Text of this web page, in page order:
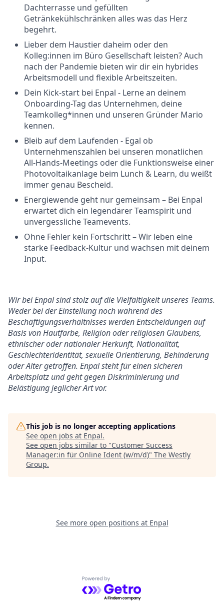
Dachterrasse und gefüllten
Getränkekühlschränken alles was das Herz
begehrt.
Lieber dem Haustier daheim oder den
Kolleg:innen im Büro Gesellschaft leisten? Auch
nach der Pandemie bieten wir dir ein hybrides
Arbeitsmodell und flexible Arbeitszeiten.
Dein Kick-start bei Enpal - Lerne an deinem
Onboarding-Tag das Unternehmen, deine
Teamkolleg*innen und unseren Gründer Mario
kennen.
Bleib auf dem Laufenden - Egal ob
Unternehmenszahlen bei unseren monatlichen
All-Hands-Meetings oder die Funktionsweise einer
Photovoltaikanlage beim Lunch & Learn, du weißt
immer genau Bescheid.
Energiewende geht nur gemeinsam – Bei Enpal
erwartet dich ein legendärer Teamspirit und
unvergessliche Teamevents.
Ohne Fehler kein Fortschritt – Wir leben eine
starke Feedback-Kultur und wachsen mit deinem
Input.
Wir bei Enpal sind stolz auf die Vielfältigkeit unseres Teams.
Weder bei der Einstellung noch während des
Beschäftigungsverhältnisses werden Entscheidungen auf
Basis von Hautfarbe, Religion oder religiösen Glaubens,
ethnischer oder nationaler Herkunft, Nationalität,
Geschlechteridentität, sexuelle Orientierung, Behinderung
oder Alter getroffen. Enpal steht für einen sicheren
Arbeitsplatz und geht gegen Diskriminierung und
Belästigung jeglicher Art vor.
This job is no longer accepting applications
See open jobs at Enpal.
See open jobs similar to "Customer Success
Manager:in für Online Ident (w/m/d)" The Westly
Group.
See more open positions at Enpal
Powered by Getro.com